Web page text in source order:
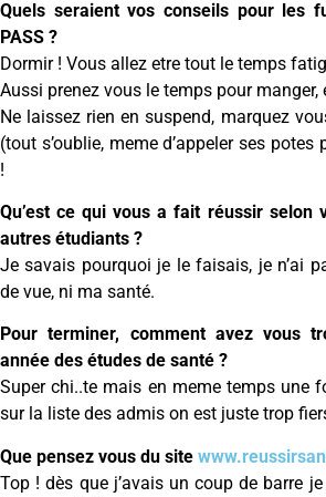
Quels seraient vos conseils pour les
PASS ?
Dormir ! Vous allez etre tout le temps
Aussi prenez vous le temps pour
Ne laissez rien en suspend, marquez
(tout s’oublie, meme d’appeler ses
!
Qu’est ce qui vous a fait réussir selon
autres étudiants ?
Je savais pourquoi je le faisais, je n’ai
de vue, ni ma santé.
Pour terminer, comment avez vous
année des études de santé ?
Super chi..te mais en meme temps une
sur la liste des admis on est juste trop
Que pensez vous du site
Top ! dès que j’avais un coup de barre